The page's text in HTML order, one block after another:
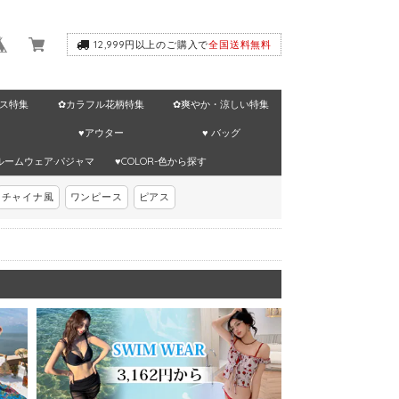
12,999円以上のご購入で全国送料無料
特集 ✿カラフル花柄特集 ✿爽やか・涼しい特集
♥アウター ♥ バッグ
ムウェア·パジャマ ♥COLOR-色から探す
チャイナ風 ワンピース ピアス